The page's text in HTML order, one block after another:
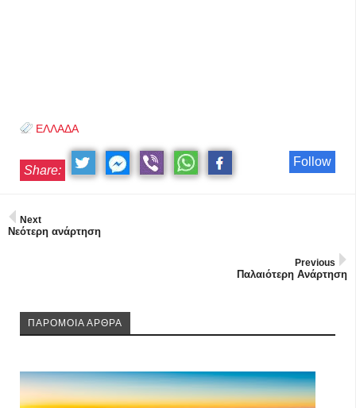
ΕΛΛΑΔΑ
Follow
Share:
Next
Νεότερη ανάρτηση
Previous
Παλαιότερη Ανάρτηση
ΠΑΡΟΜΟΙΑ ΑΡΘΡΑ